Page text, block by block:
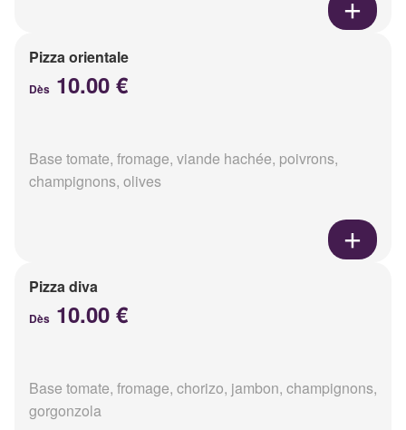
Pizza orientale
Dès 10.00 €
Base tomate, fromage, viande hachée, poivrons,
champignons, olives
Pizza diva
Dès 10.00 €
Base tomate, fromage, chorizo, jambon, champignons,
gorgonzola